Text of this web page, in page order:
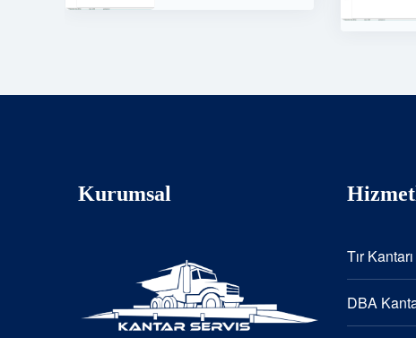
Kurumsal
Tır
DBA